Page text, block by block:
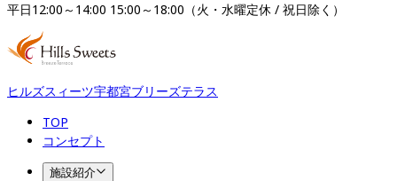
平日12:00～14:00 15:00～18:00（火・水曜定休 / 祝日除く）
ヒルズスィーツ宇都宮ブリーズテラス
TOP
コンセプト
施設紹介